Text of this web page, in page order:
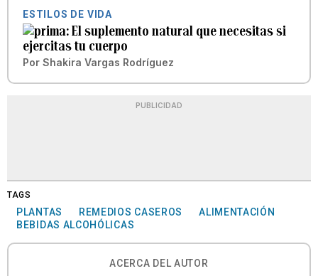
ESTILOS DE VIDA
El suplemento natural que necesitas si
ejercitas tu cuerpo
Por Shakira Vargas Rodríguez
PUBLICIDAD
TAGS
PLANTAS REMEDIOS CASEROS
ALIMENTACIÓN
BEBIDAS ALCOHÓLICAS
ACERCA DEL AUTOR